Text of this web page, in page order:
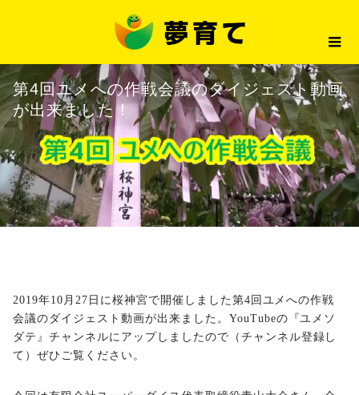
最新情報
最新情報
第4回ユメへの作戦会議のダイジェスト動画
が出来ました！
2019年10月27日に桜神宮で開催しました第4回ユメへの作戦
会議の ダイジェスト動画が出来ました。YouTubeの 『ユメソ
ダテ』チャンネルにアップしましたので（チャンネル登録し
て）ぜひご覧ください。